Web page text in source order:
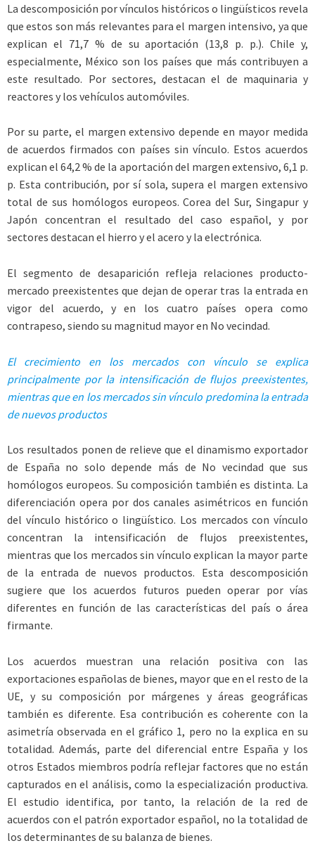
La descomposición por vínculos históricos o lingüísticos revela
que estos son más relevantes para el margen intensivo, ya que
explican el 71,7 % de su aportación (13,8 p. p.). Chile y,
especialmente, México son los países que más contribuyen a
este resultado. Por sectores, destacan el de maquinaria y
reactores y los vehículos automóviles.
Por su parte, el margen extensivo depende en mayor medida
de acuerdos firmados con países sin vínculo. Estos acuerdos
explican el 64,2 % de la aportación del margen extensivo, 6,1 p.
p. Esta contribución, por sí sola, supera el margen extensivo
total de sus homólogos europeos. Corea del Sur, Singapur y
Japón concentran el resultado del caso español, y por
sectores destacan el hierro y el acero y la electrónica.
El segmento de desaparición refleja relaciones producto-
mercado preexistentes que dejan de operar tras la entrada en
vigor del acuerdo, y en los cuatro países opera como
contrapeso, siendo su magnitud mayor en No vecindad.
El crecimiento en los mercados con vínculo se explica
principalmente por la intensificación de flujos preexistentes,
mientras que en los mercados sin vínculo predomina la entrada
de nuevos productos
Los resultados ponen de relieve que el dinamismo exportador
de España no solo depende más de No vecindad que sus
homólogos europeos. Su composición también es distinta. La
diferenciación opera por dos canales asimétricos en función
del vínculo histórico o lingüístico. Los mercados con vínculo
concentran la intensificación de flujos preexistentes,
mientras que los mercados sin vínculo explican la mayor parte
de la entrada de nuevos productos. Esta descomposición
sugiere que los acuerdos futuros pueden operar por vías
diferentes en función de las características del país o área
firmante.
Los acuerdos muestran una relación positiva con las
exportaciones españolas de bienes, mayor que en el resto de la
UE, y su composición por márgenes y áreas geográficas
también es diferente. Esa contribución es coherente con la
asimetría observada en el gráfico 1, pero no la explica en su
totalidad. Además, parte del diferencial entre España y los
otros Estados miembros podría reflejar factores que no están
capturados en el análisis, como la especialización productiva.
El estudio identifica, por tanto, la relación de la red de
acuerdos con el patrón exportador español, no la totalidad de
los determinantes de su balanza de bienes.